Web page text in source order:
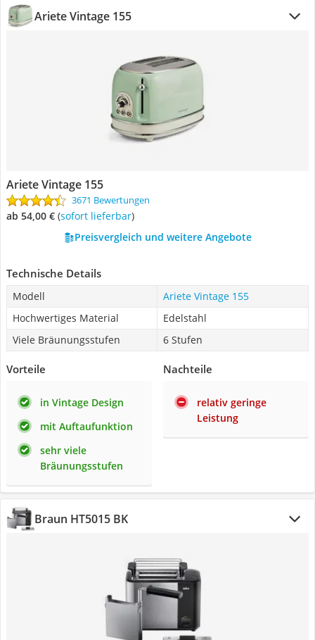
Ariete Vintage 155
Ariete Vintage 155
3671 Bewertungen
ab 54,00 € ( Sofort lieferbar)
Preisvergleich und weitere Angebote
Technische Details
Modell
Ariete Vintage 155
Hochwertiges Material
Edelstahl
Viele Bräunungsstufen
6 Stufen
Vorteile
in Vintage Design
mit Auftaufunktion
sehr viele
Bräunungsstufen
Nachteile
relativ geringe
Leistung
Braun HT5015 BK